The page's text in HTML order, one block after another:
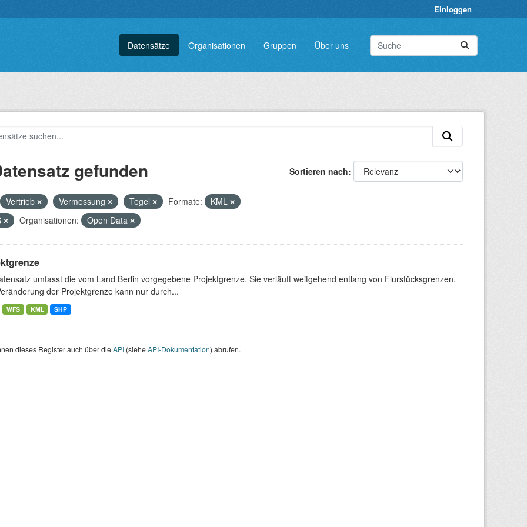
Einloggen
Datensätze Organisationen Gruppen Über uns
Sortieren nach
gefunden
Vertrieb Vermessung Tegel Formate:
KML
Organisationen: Open Data
umfasst die vom Land Berlin vorgegebene Projektgrenze. Sie verläuft weitgehend entlang von Flurstücksgrenzen.
der Projektgrenze kann nur durch...
WFS KML SHP
dieses Register auch über dieAPI(sieheAPI-Dokumentation) abrufen.